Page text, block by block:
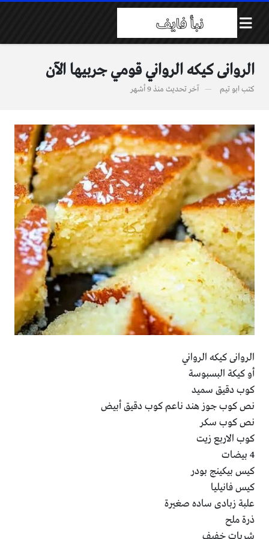
الروانى كيكه الرواني قومي جربيها الآن
كتب ابو تيم آخر تحديث منذ 9 أشهر
الروانى كيكه الرواني
أو كيكة البسبوسة
كوب دقيق سميد
نص كوب جوز هند ناعم كوب دقيق أبيض
نص كوب سكر
كوب الاربع زيت
4 بيضات
كيس بيكينج بودر
كيس فانيليا
علبة زبادى ساده صغيرة
ذرة ملح
شربات خفيف